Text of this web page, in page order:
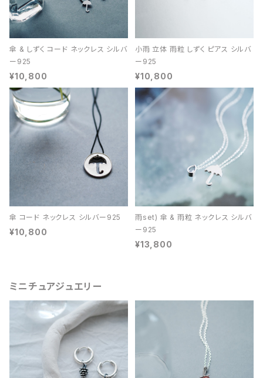
傘 & しずく コード ネックレス シルバ
ー925
¥10,800
小雨 立体 雨粒 しずく ピアス シルバ
ー925
¥10,800
傘 コード ネックレス シルバー925
¥10,800
雨set) 傘 & 雨粒 ネックレス シルバ
ー925
¥13,800
ミニチュアジュエリー